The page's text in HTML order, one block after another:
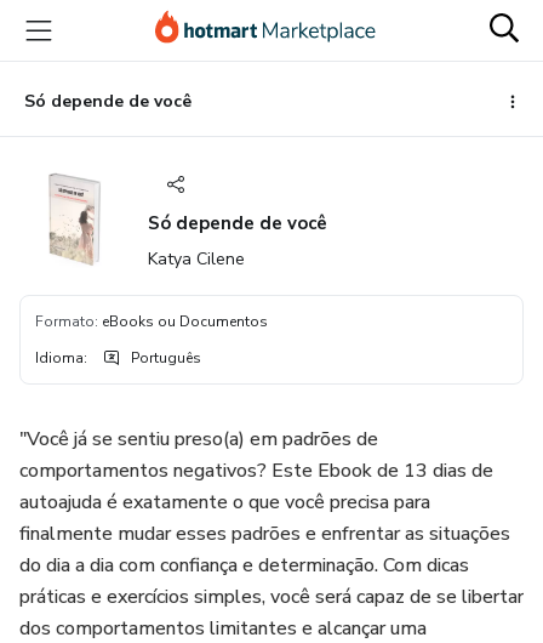
para
conteúdo
principal
para
pagamento
para
rodapé
Só depende de você
Só depende de você
Katya Cilene
Formato: eBooks ou Documentos
Idioma: Português
"Você já se sentiu preso(a) em padrões de
comportamentos negativos? Este Ebook de 13 dias de
autoajuda é exatamente o que você precisa para
finalmente mudar esses padrões e enfrentar as situações
do dia a dia com confiança e determinação. Com dicas
práticas e exercícios simples, você será capaz de se libertar
dos comportamentos limitantes e alcançar uma